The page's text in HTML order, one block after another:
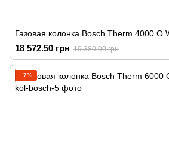
Газовая колонка Bosch Therm 4000 O
18 572.50 грн 19 380.00 грн
−7%